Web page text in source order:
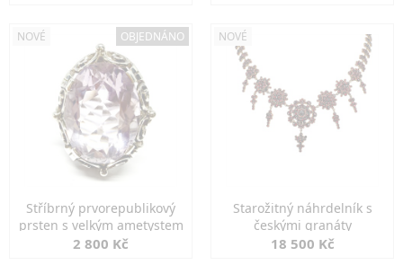
NOVÉ OBJEDNÁNO
Stříbrný prvorepublikový
prsten s velkým ametystem
2 800 Kč
NOVÉ
Starožitný náhrdelník s
českými granáty
18 500 Kč